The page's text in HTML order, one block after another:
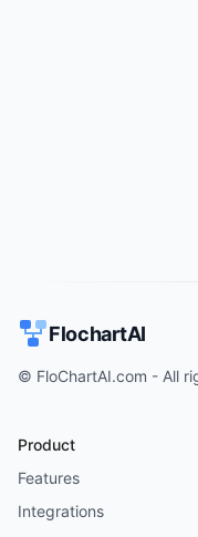
FlochartAI
© FloChartAI.com - All
Product
Features
Integrations